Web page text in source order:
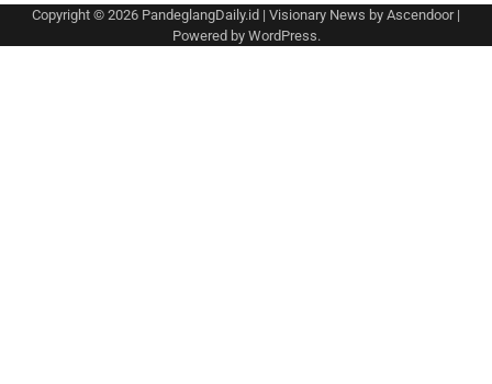
Copyright © 2026 PandeglangDaily.id | Visionary News by Ascendoor|
Powered by WordPress.